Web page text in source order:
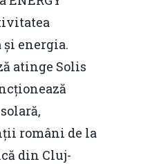
energia.
atinge Solis
români de la
din Cluj-